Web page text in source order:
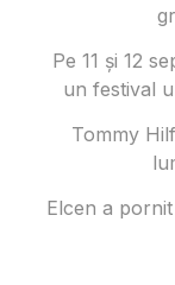
Pe 11 și 12
un festival
Tommy
Elcen a